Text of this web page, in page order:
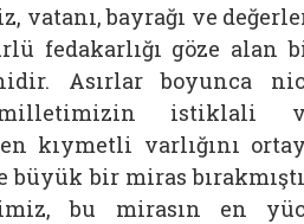
vatanı, bayrağı ve
fedakarlığı göze alan
Asırlar boyunca
milletimizin istiklali
kıymetli varlığını
büyük bir miras
bu mirasın en